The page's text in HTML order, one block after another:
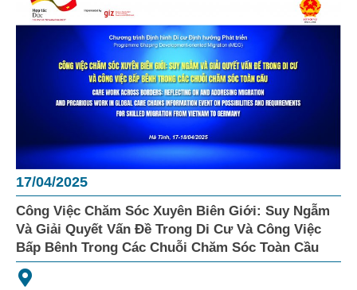
17/04/2025
Công Việc Chăm Sóc Xuyên Biên Giới: Suy Ngẫm
Và Giải Quyết Vấn Đề Trong Di Cư Và Công Việc
Bấp Bênh Trong Các Chuỗi Chăm Sóc Toàn Cầu